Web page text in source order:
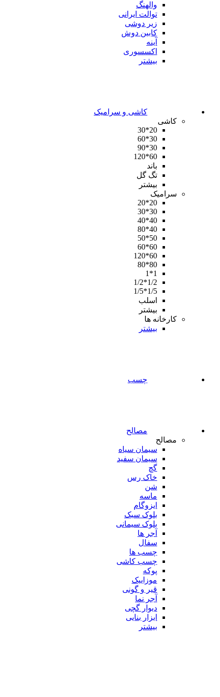
والهنگ
توالت ایرانی
زیر دوشی
کابین دوش
آینه
اکسسوری
بیشتر
کاشی و سرامیک
کاشی
20*30
30*60
30*90
60*120
باند
تگ گل
بیشتر
سرامیک
20*20
30*30
40*40
40*80
50*50
60*60
60*120
80*80
1*1
1/2*1/2
1/5*1/5
اسلب
بیشتر
کارخانه ها
بیشتر
چسب
مصالح
مصالح
سیمان سیاه
سیمان سفید
گچ
خاک رس
شن
ماسه
ایزوگام
بلوک سبک
بلوک سیمانی
آجر ها
سفال
چسب ها
چسب کاشی
پوکه
موزاییک
قیر و گونی
آجر نما
دیوار گچی
ابزار بنایی
بیشتر